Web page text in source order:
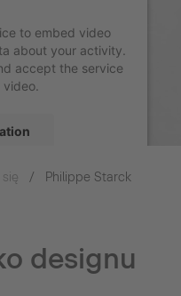
to embed video
about your activity.
accept the service
Philippe Starck
designu